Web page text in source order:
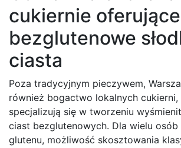
cukiernie oferujące
bezglutenowe
ciasta
Poza tradycyjnym pieczywem,
również bogactwo lokalnych
specjalizują się w tworzeniu
ciast bezglutenowych. Dla wielu osób
glutenu, możliwość skosztowania